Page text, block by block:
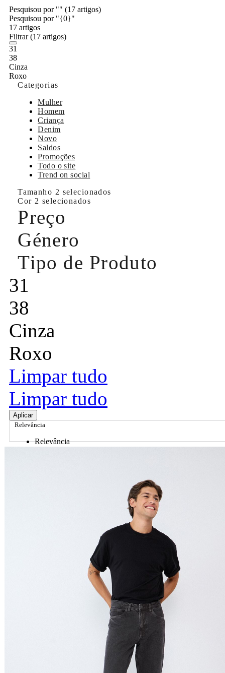
Pesquisou por "" (17 artigos)
Pesquisou por "{0}"
17 artigos
Filtrar(17 artigos)
31
38
Cinza
Roxo
Categorias
Mulher
Homem
Criança
Denim
Novo
Saldos
Promoções
Todo o site
Trend on social
Tamanho 2 selecionados
Cor 2 selecionados
Preço
Género
Tipo de Produto
31
38
Cinza
Roxo
Limpar tudo
Limpar tudo
Aplicar
Relevância
Relevância
Nome do Produto A - Z
Nome do Produto Z - A